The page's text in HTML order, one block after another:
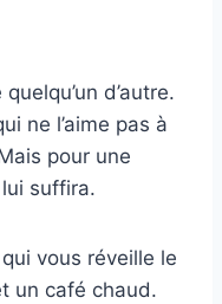
d’autre.
ne l’aime pas à
pour une
suffira.
vous réveille le
un café chaud.